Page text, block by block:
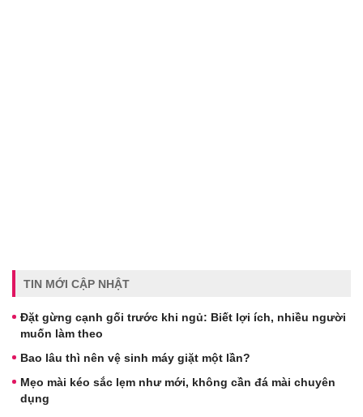
TIN MỚI CẬP NHẬT
Đặt gừng cạnh gối trước khi ngủ: Biết lợi ích, nhiều người
muốn làm theo
Bao lâu thì nên vệ sinh máy giặt một lần?
Mẹo mài kéo sắc lẹm như mới, không cần đá mài chuyên
dụng